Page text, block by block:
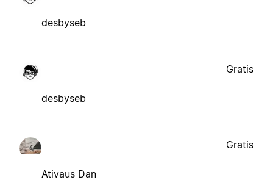
desbyseb
desbyseb
Gratis
Ativaus Dan
Gratis